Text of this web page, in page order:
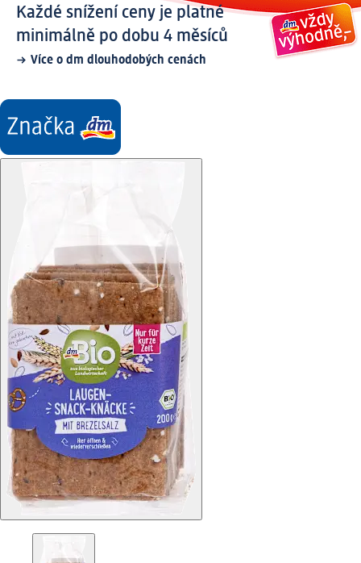
Každé snížení ceny je platné
minimálně po dobu 4 měsíců
Více o dm dlouhodobých cenách